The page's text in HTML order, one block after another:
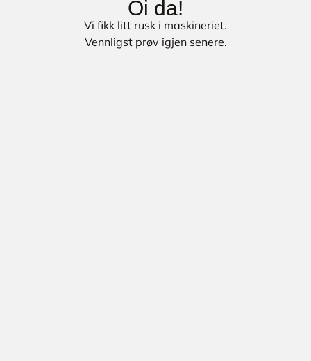
Oi da!
Vi fikk litt rusk i maskineriet.
Vennligst prøv igjen senere.